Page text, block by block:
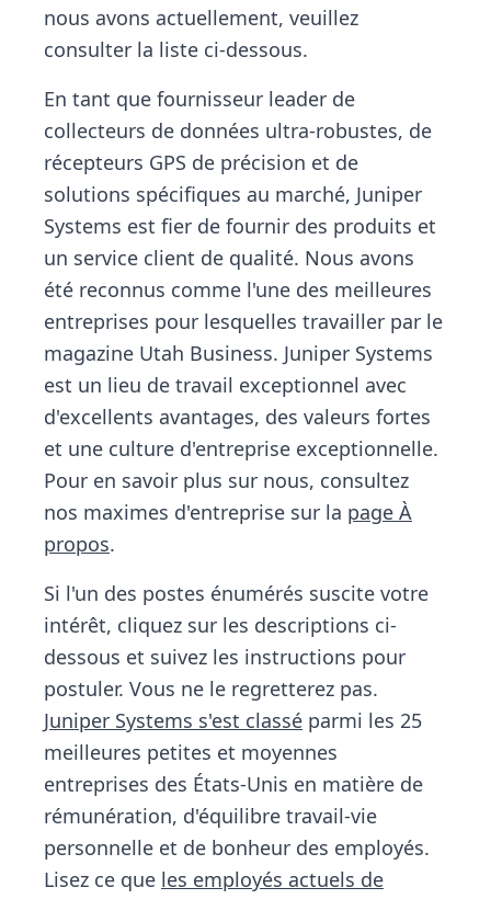
nous avons actuellement, veuillez
consulter la liste ci-dessous.
En tant que fournisseur leader de
collecteurs de données ultra-robustes, de
récepteurs GPS de précision et de
solutions spécifiques au marché, Juniper
Systems est fier de fournir des produits et
un service client de qualité. Nous avons
été reconnus comme l'une des meilleures
entreprises pour lesquelles travailler par le
magazine Utah Business. Juniper Systems
est un lieu de travail exceptionnel avec
d'excellents avantages, des valeurs fortes
et une culture d'entreprise exceptionnelle.
Pour en savoir plus sur nous, consultez
nos maximes d'entreprise sur la page À
propos.
Si l'un des postes énumérés suscite votre
intérêt, cliquez sur les descriptions ci-
dessous et suivez les instructions pour
postuler. Vous ne le regretterez pas.
Juniper Systems s'est classé parmi les 25
meilleures petites et moyennes
entreprises des États-Unis en matière de
rémunération, d'équilibre travail-vie
personnelle et de bonheur des employés.
Lisez ce que les employés actuels de